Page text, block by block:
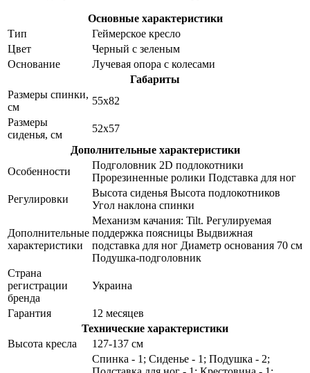
Основные характеристики
Тип
Геймерское кресло
Цвет
Черный с зеленым
Основание
Лучевая опора с колесами
Габариты
Размеры спинки,
см
55x82
Размеры
сиденья, см
52x57
Дополнительные характеристики
Особенности
Подголовник 2D подлокотники
Прорезиненные ролики Подставка для ног
Регулировки
Высота сиденья Высота подлокотников
Угол наклона спинки
Дополнительные
характеристики
Механизм качания: Tilt. Регулируемая
поддержка поясницы Выдвижная
подставка для ног Диаметр основания 70 см
Подушка-подголовник
Страна
регистрации
бренда
Украина
Гарантия
12 месяцев
Технические характеристики
Высота кресла
127-137 см
Спинка - 1; Сиденье - 1; Подушка - 2;